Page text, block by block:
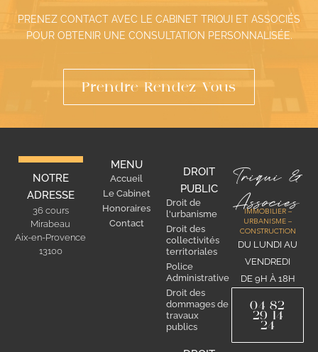
PRENEZ CONTACT AVEC LE CABINET TRIQUI ET ASSOCIÉS
POUR OBTENIR UNE CONSULTATION PERSONNALISÉE.
Prendre Rendez-Vous
NOTRE
ADRESSE
36 cours
Mirabeau
Aix-en-Provence
13100
MENU
Accueil
Le Cabinet
Honoraires
Contact
DROIT
PUBLIC
Droit de
l'urbanisme
Droit des
collectivités
territoriales
Police
Administrative
Droit des
dommages de
travaux
publics
Triqui &
Associes
IMMOBILIER –
URBANISME –
CONSTRUCTION
DU LUNDI AU
VENDREDI
DE 9H À 18H
04 82
29 14
24